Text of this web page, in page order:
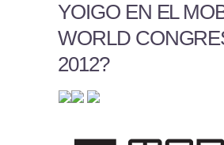
YOIGO EN EL
WORLD
2012?